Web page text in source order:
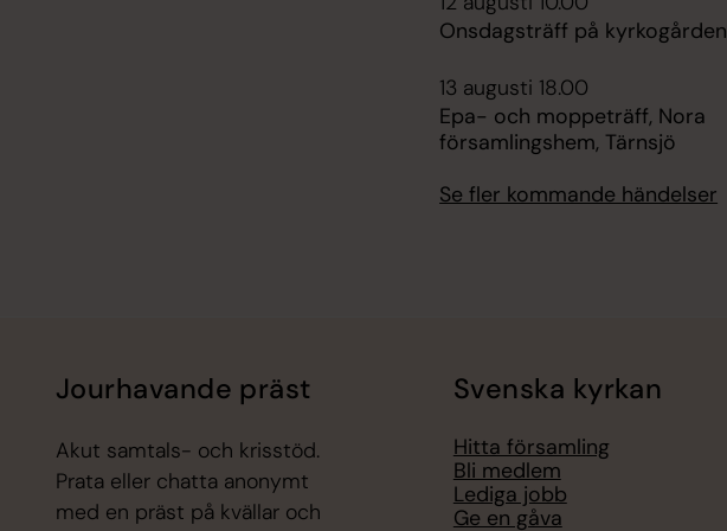
Onsdagsträff på kyrkogården
13 augusti 18.00
Epa- och moppeträff, Nora
församlingshem, Tärnsjö
Se fler kommande händelser
Jourhavande präst
Akut samtals- och krisstöd.
Prata eller chatta anonymt
med en präst på kvällar och
Svenska kyrkan
Hitta församling
Bli medlem
Lediga jobb
Ge en gåva